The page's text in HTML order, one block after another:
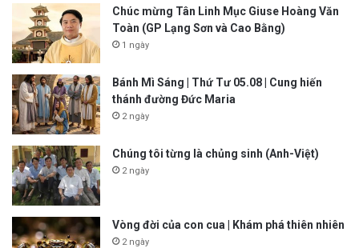
Chúc mừng Tân Linh Mục Giuse Hoàng Văn
Toàn (GP Lạng Sơn và Cao Bằng)
1 ngày
Bánh Mì Sáng | Thứ Tư 05.08 | Cung hiến
thánh đường Đức Maria
2 ngày
Chúng tôi từng là chủng sinh (Anh-Việt)
2 ngày
Vòng đời của con cua | Khám phá thiên nhiên
2 ngày